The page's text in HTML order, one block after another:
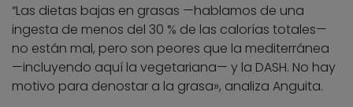
“Las dietas bajas en grasas —hablamos de una
ingesta de menos del 30 % de las calorías totales—
no están mal, pero son peores que la mediterránea
—incluyendo aquí la vegetariana— y la DASH. No hay
motivo para denostar a la grasa», analiza Anguita.